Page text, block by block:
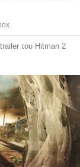
του Hitman 2